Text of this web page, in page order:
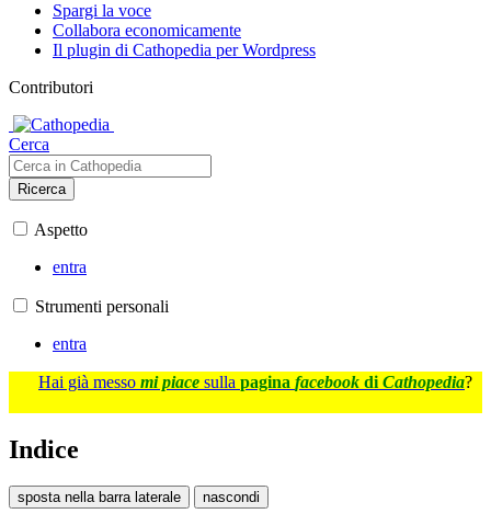
Spargi la voce
Collabora economicamente
Il plugin di Cathopedia per Wordpress
Contributori
Cerca
Ricerca
Aspetto
entra
Strumenti personali
entra
Hai già messo mi piace sulla pagina facebook di Cathopedia?
Indice
sposta nella barra laterale nascondi